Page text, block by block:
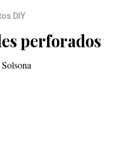
DIY
perforados